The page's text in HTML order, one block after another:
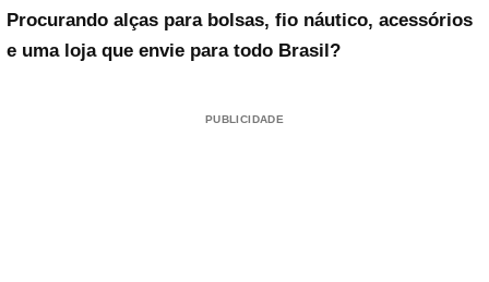
Procurando alças para bolsas, fio náutico, acessórios
e uma loja que envie para todo Brasil?
PUBLICIDADE